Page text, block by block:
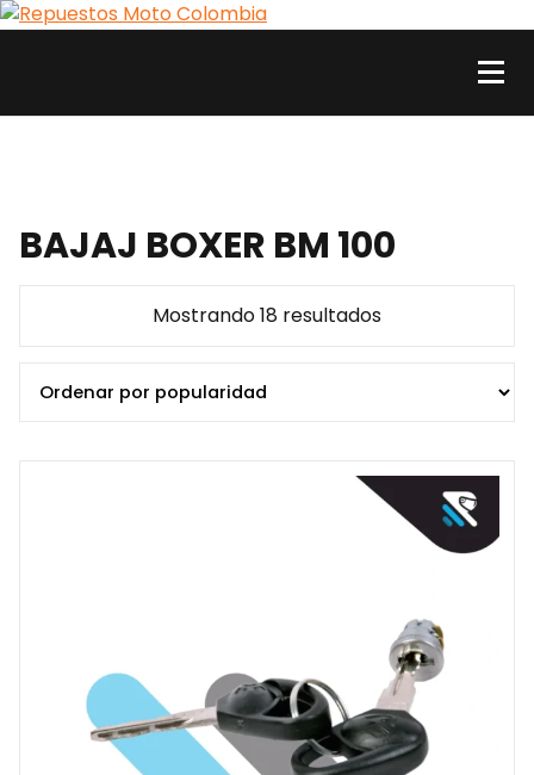
Skip
Repuestos Moto Colombia
BAJAJ BOXER BM 100
Mostrando 18 resultadosSorted